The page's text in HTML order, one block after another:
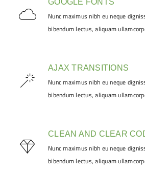
GOOGLE FONTS
Nunc maximus nibh eu neque
bibendum lectus, aliquam
AJAX TRANSITIONS
Nunc maximus nibh eu neque
bibendum lectus, aliquam
CLEAN AND CLEAR
Nunc maximus nibh eu neque
bibendum lectus, aliquam